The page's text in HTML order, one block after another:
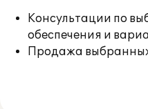
Консультации по
обеспечения и
Продажа